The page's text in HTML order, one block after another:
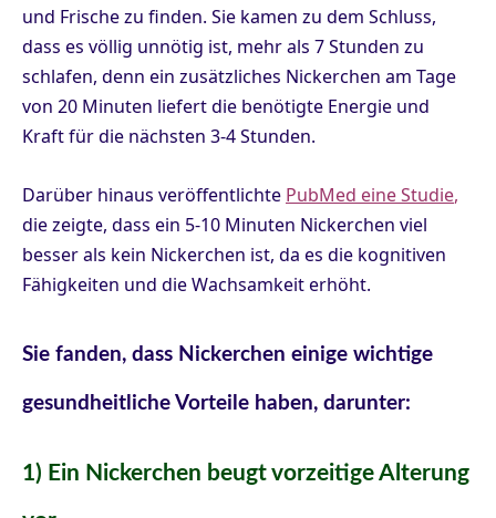
und Frische zu finden. Sie kamen zu dem Schluss,
dass es völlig unnötig ist, mehr als 7 Stunden zu
schlafen, denn ein zusätzliches Nickerchen am Tage
von 20 Minuten liefert die benötigte Energie und
Kraft für die nächsten 3-4 Stunden.
Darüber hinaus veröffentlichte PubMed eine Studie,
die zeigte, dass ein 5-10 Minuten Nickerchen viel
besser als kein Nickerchen ist, da es die kognitiven
Fähigkeiten und die Wachsamkeit erhöht.
Sie fanden, dass Nickerchen einige wichtige
gesundheitliche Vorteile haben, darunter:
1) Ein Nickerchen beugt vorzeitige Alterung